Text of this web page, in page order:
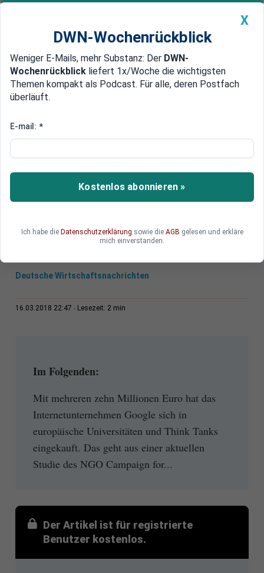
Newsticker MEIN DWN: Geldanlage Premium
Edelmetalle DWN-Magazin China
Einfluss auf Politik
Google kauft von Universitäten
in Europa positive Studien
Google finanziert europäische Universitäten und
Deutsche Wirtschaftsnachrichten
16.03.2018 22:47 Lesezeit: 2 min
Im Folgenden:
Mit mehreren zehn Millionen Euro hat das
Internetunternehmen Google sich in
europäische Universitäten und Think Tanks
eingekauft. Das geht aus einer aktuellen
Studie des NGO Campaign for...
Der Artikel ist für registrierte
Benutzer kostenlos.
X
DWN-Wochenrückblick
Weniger E-Mails, mehr Substanz: Der DWN-
Wochenrückblick liefert 1x/Woche die wichtigsten
Themen kompakt als Podcast. Für alle, deren Postfach
überläuft.
E-mail: *
Kostenlos abonnieren »
Ich habe die Datenschutzerklärung sowie die AGB gelesen und erkläre
mich einverstanden.